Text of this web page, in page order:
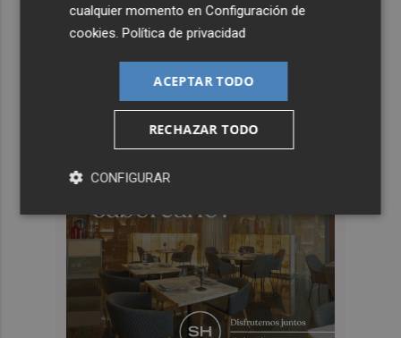
cualquier momento enConfiguración de
cookies .Política de privacidad
ACEPTAR TODO
RECHAZAR TODO
CONFIGURAR